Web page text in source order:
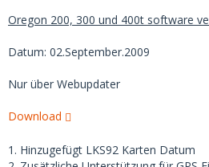
Oregon 200, 300 und 400t software
Datum: 02.September.2009
Nur über Webupdater
Download
1. Hinzugefügt LKS92 Karten Datum